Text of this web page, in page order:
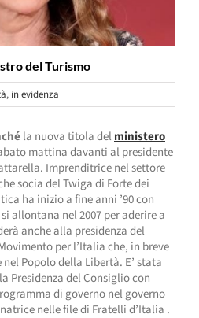
del Turismo
, in evidenza
la nuova titola delministero
mattina davanti al presidente
Imprenditrice nel settore
socia del Twiga di Forte dei
ha inizio a fine anni ’90 con
allontana nel 2007 per aderire a
anche alla presidenza del
per l’Italia che, in breve
Popolo della Libertà. E’ stata
Presidenza del Consiglio con
di governo nel governo
nelle file di Fratelli d’Italia .